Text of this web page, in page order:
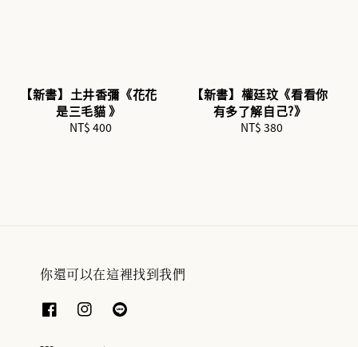
【新書】土井香彌《花花
是三毛貓 》
Regular
NT$ 400
【新書】權廷玟《看看你
有多了解自己?》
Regular
NT$ 380
你還可以在這裡找到我們